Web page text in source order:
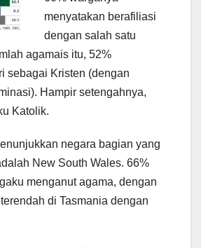
menyatakan berafiliasi
dengan salah satu
agamais itu, 52%
sebagai Kristen (dengan
Hampir setengahnya,
Katolik.
negara bagian yang
New South Wales. 66%
menganut agama, dengan
di Tasmania dengan